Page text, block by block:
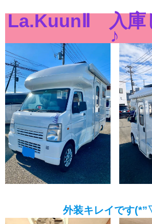
La.KuunⅡ 入庫
♪
外装キレイです